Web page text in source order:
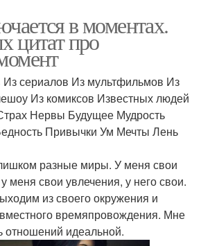
в моментах.
цитат про
сериалов Из мультфильмов Из
Из комиксов Известных людей
Нервы Будущее Мудрость
Привычки Ум Мечты Лень
разные миры. У меня свои
меня свои увлечения, у него свои.
из своего окружения и
времяпровождения. Мне
отношений идеальной.